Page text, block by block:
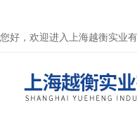
您好，欢迎进入上海越衡实业